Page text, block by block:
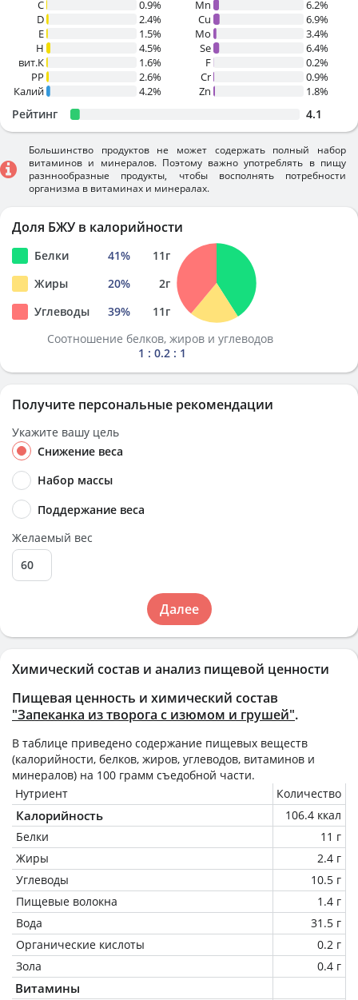
Химический состав и анализ пищевой ценности
Пищевая ценность и химический состав
"Запеканка из творога с изюмом и грушей".
В таблице приведено содержание пищевых веществ
(калорийности, белков, жиров, углеводов, витаминов и
минералов) на 100 грамм съедобной части.
Нутриент
Количество
Калорийность
106.4 ккал
Белки
11 г
Жиры
2.4 г
Углеводы
10.5 г
Пищевые волокна
1.4 г
Вода
31.5 г
Органические кислоты
0.2 г
Зола
0.4 г
Витамины
C
0.9%
D
2.4%
E
1.5%
H
4.5%
вит.К
1.6%
PP
2.6%
Калий
4.2%
Mn
6.2%
Cu
6.9%
Mo
3.4%
Se
6.4%
F
0.2%
Cr
0.9%
Zn
1.8%
Рейтинг 4.1
Большинство продуктов не может содержать полный набор
витаминов и минералов. Поэтому важно употреблять в пищу
разннообразные продукты, чтобы восполнять потребности
организма в витаминах и минералах.
Доля БЖУ в калорийности
Белки 41% 11г
Жиры
20% 2г
Углеводы
39% 11г
Соотношение белков, жиров и углеводов
1 : 0.2 : 1
Получите персональные рекомендации
Укажите вашу цель
Снижение веса
Набор массы
Поддержание веса
Желаемый вес
Далее